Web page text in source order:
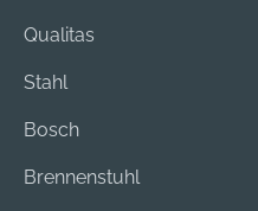
Qualitas
Stahl
Bosch
Brennenstuhl